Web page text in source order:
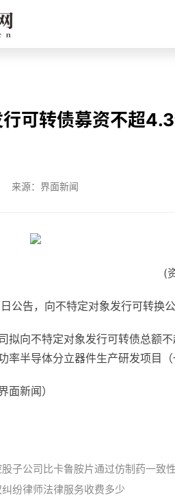
可转债募资不超
来源：界面新闻
(
公告，向不特定对象发行可转换
拟向不特定对象发行可转债总额
率半导体分立器件生产研发项目（
面新闻）
子公司比卡鲁胺片通过仿制药一致
纷律师法律服务收费多少